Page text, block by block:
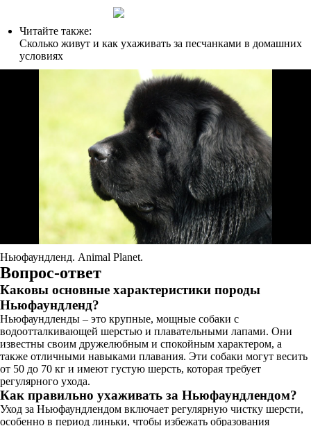
Читайте также:
Сколько живут и как ухаживать за песчанками в домашних
условиях
Ньюфаундленд. Animal Planet.
Вопрос-ответ
Каковы основные характеристики породы
Ньюфаундленд?
Ньюфаундленды – это крупные, мощные собаки с
водоотталкивающей шерстью и плавательными лапами. Они
известны своим дружелюбным и спокойным характером, а
также отличными навыками плавания. Эти собаки могут весить
от 50 до 70 кг и имеют густую шерсть, которая требует
регулярного ухода.
Как правильно ухаживать за Ньюфаундлендом?
Уход за Ньюфаундлендом включает регулярную чистку шерсти,
особенно в период линьки, чтобы избежать образования